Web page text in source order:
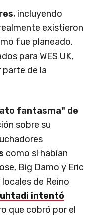
, incluyendo
existieron
fue planeado.
para WES UK,
de la
fantasma" de
sobre su
como sí habían
Big Damo y Eric
de Reino
intentó
que cobró por el